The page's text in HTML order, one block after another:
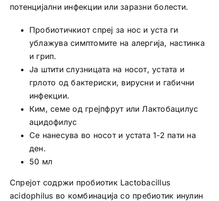
потенцијални инфекции или заразни болести.
Пробиотичкиот спреј за нос и уста ги
ублажува симптомите на алергија, настинка
и грип.
Ја штити слузницата на носот, устата и
грлото од бактериски, вирусни и габични
инфекции.
Ким, семе од грејпфрут или Лактобацилус
ацидофилус
Се нанесува во носот и устата 1-2 пати на
ден.
50 мл
Спрејот содржи пробиотик Lactobacillus
acidophilus во комбинација со пребиотик инулин